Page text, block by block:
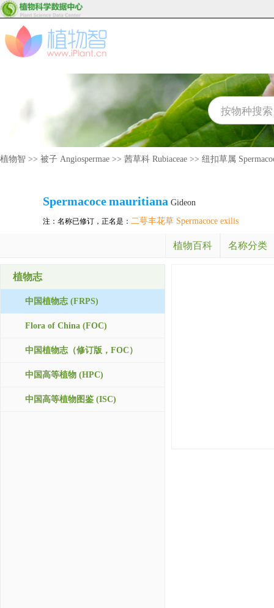
植物智 >> 被子 Angiospermae >> 茜草科 Rubiaceae >> 纽扣草属
Spermacocemauritiana Gideon
注：名称已修订，正名是： 二萼丰花草 Spermacoce exilis
植物百科 名称分类
植物志
中国植物志 (FRPS)
Flora of China (FOC)
中国植物志（修订版，FOC）
中国高等植物 (HPC)
中国高等植物图鉴 (ISC)